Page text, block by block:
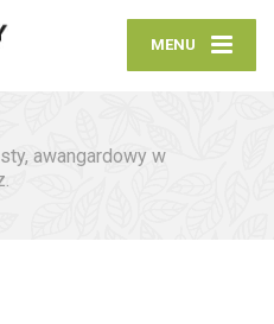
MENU
awangardowy w